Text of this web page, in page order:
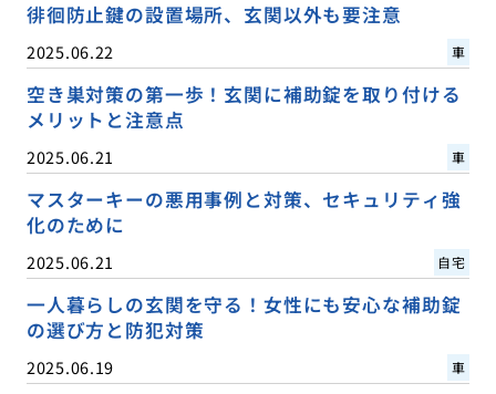
徘徊防止鍵の設置場所、玄関以外も要注意
2025.06.22 車
空き巣対策の第一歩！玄関に補助錠を取り付ける
メリットと注意点
2025.06.21 車
マスターキーの悪用事例と対策、セキュリティ強
化のために
2025.06.21 自宅
一人暮らしの玄関を守る！女性にも安心な補助錠
の選び方と防犯対策
2025.06.19 車